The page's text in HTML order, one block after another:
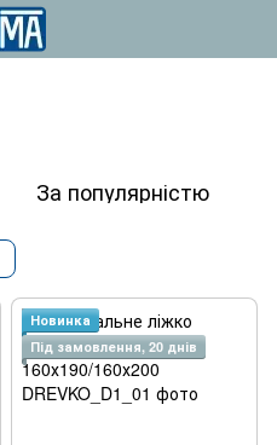
За популярністю
Новинка
Під замовлення, 20 днів